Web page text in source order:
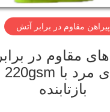
پیراهن مقاوم در برابر آتش
بازتابنده